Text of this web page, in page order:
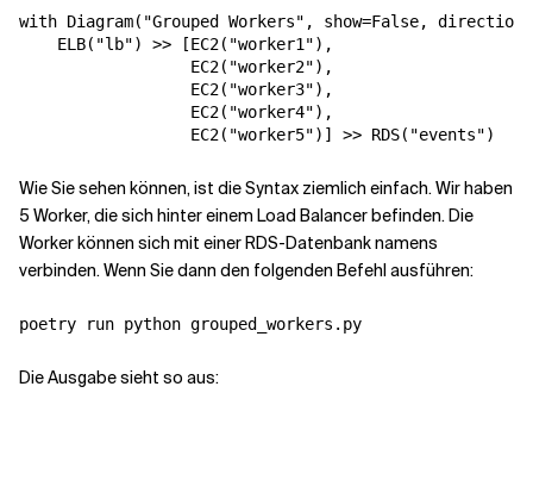
with Diagram("Grouped Workers", show=False,
    ELB("lb") >> [EC2("worker1"),
                  EC2("worker2"),
                  EC2("worker3"),
                  EC2("worker4"),
Wie Sie sehen können, ist die Syntax ziemlich einfach. Wir haben
5 Worker, die sich hinter einem Load Balancer befinden. Die
Worker können sich mit einer RDS-Datenbank namens
verbinden. Wenn Sie dann den folgenden Befehl ausführen:
Die Ausgabe sieht so aus: